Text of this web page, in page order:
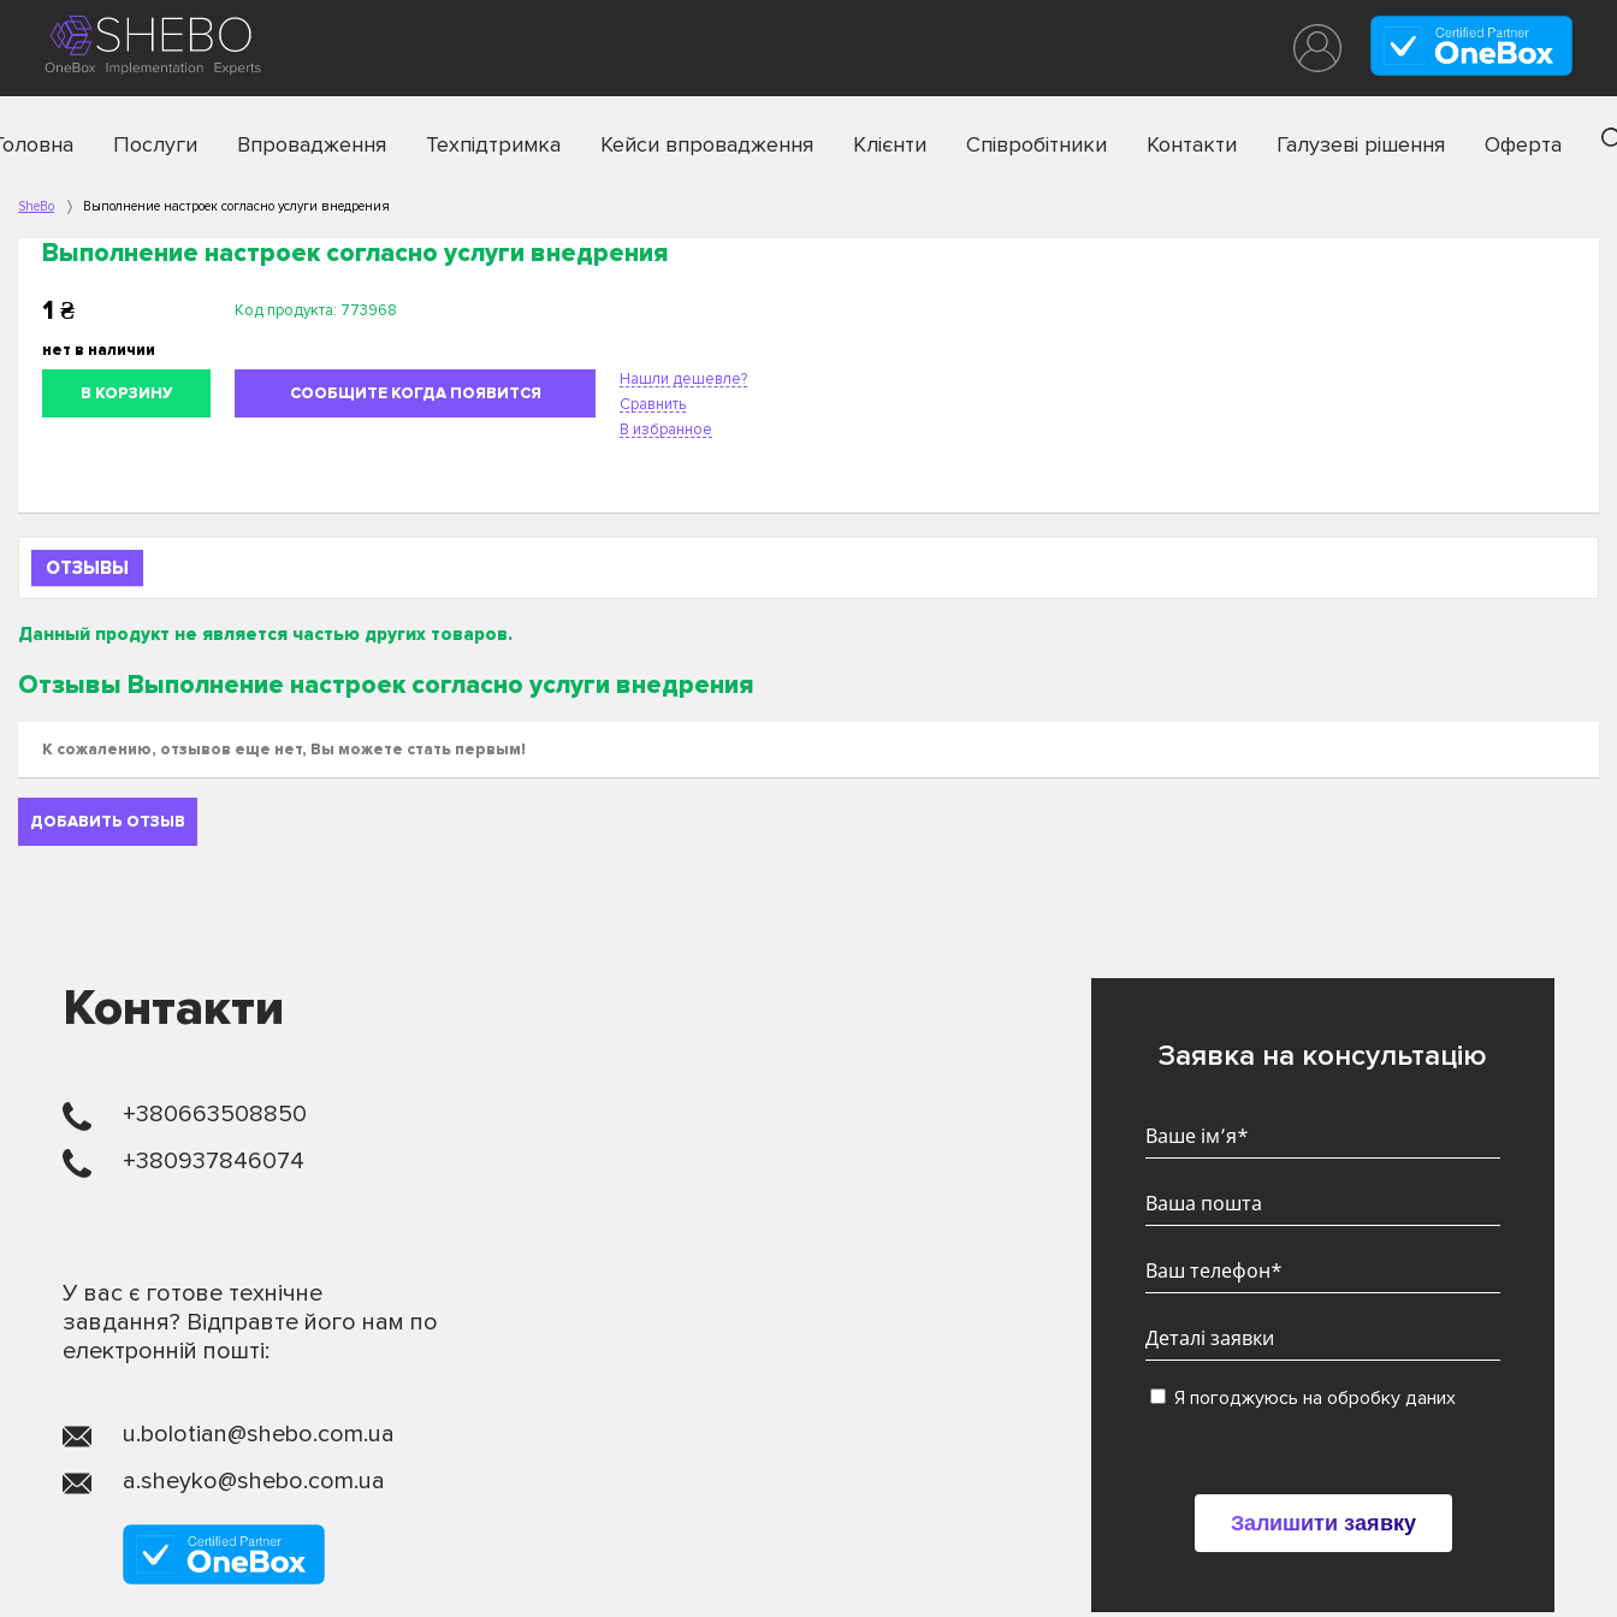
Послуги Впровадження Техпідтримка Кейси впровадження Клієнти Співробітники Контакти Галузеві рішення Оферта
SheBo Выполнение настроек согласно услуги внедрения
Выполнение настроек согласно услуги внедрения
1 ₴ Код продукта: 773968
нет в наличии
В КОРЗИНУ СООБЩИТЕ КОГДА ПОЯВИТСЯ
Нашли дешевле?
Сравнить
В избранное
ОТЗЫВЫ
Данный продукт не является частью других товаров.
Отзывы Выполнение настроек согласно услуги внедрения
К сожалению, отзывов еще нет, Вы можете стать первым!
ДОБАВИТЬ ОТЗЫВ
Контакти
+380663508850
+380937846074
У вас є готове технічне
завдання? Відправте його нам по
електронній пошті:
u.bolotian@shebo.com.ua
a.sheyko@shebo.com.ua
Заявка на консультацію
Я погоджуюсь на обробку даних
Залишити заявку